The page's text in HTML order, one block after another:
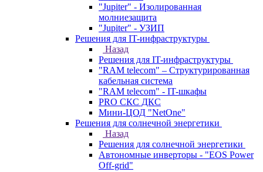
"Jupiter" - Изолированная
молниезащита
"Jupiter" - УЗИП
Решения для IT-инфраструктуры
Назад
Решения для IT-инфраструктуры
"RAM telecom" – Структурированная
кабельная система
"RAM telecom" - IT-шкафы
PRO СКС ДКС
Мини-ЦОД "NetOne"
Решения для солнечной энергетики
Назад
Решения для солнечной энергетики
Автономные инверторы - "EOS Power
Off-grid"